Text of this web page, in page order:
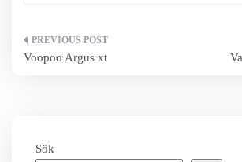
Inläggsnavigering
Voopoo Argus xt
Sök